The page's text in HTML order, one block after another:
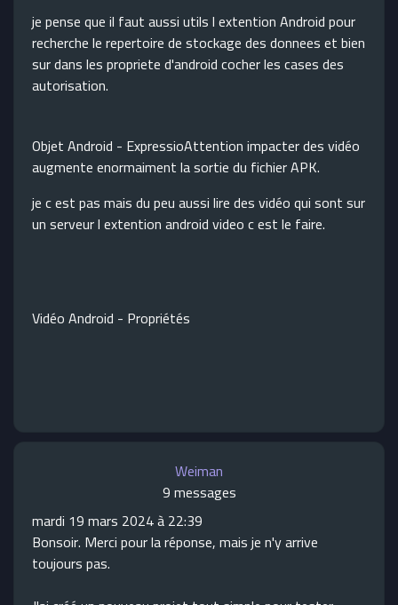
je pense que il faut aussi utils l extention Android pour
recherche le repertoire de stockage des donnees et bien
sur dans les propriete d'android cocher les cases des
autorisation.
Objet Android - ExpressioAttention impacter des vidéo
augmente enormaiment la sortie du fichier APK.
je c est pas mais du peu aussi lire des vidéo qui sont sur
un serveur l extention android video c est le faire.
Vidéo Android - Propriétés
Weiman
9 messages
mardi 19 mars 2024 à 22:39
Bonsoir. Merci pour la réponse, mais je n'y arrive
toujours pas.